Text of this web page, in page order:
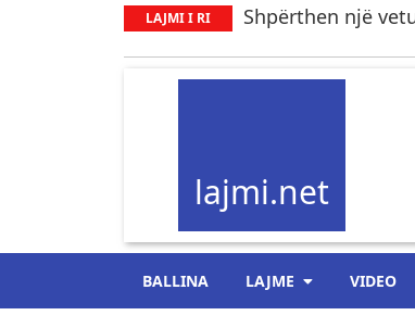
LAJMI I RI Shpërthen një
lajmi.net
BALLINA LAJME VIDEO